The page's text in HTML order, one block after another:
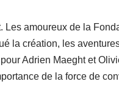
Les amoureux de la
la création, les
Adrien Maeght et
de la force de